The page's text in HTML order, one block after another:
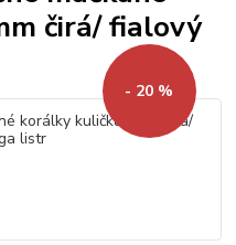
čirá/ fialový
- 20 %